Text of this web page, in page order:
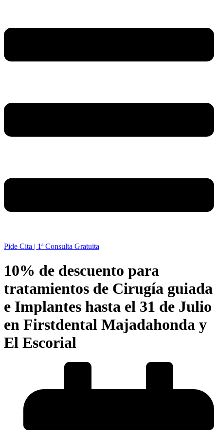
Pide Cita | 1ª Consulta Gratuita
10% de descuento para
tratamientos de Cirugía guiada
e Implantes hasta el 31 de Julio
en Firstdental Majadahonda y
El Escorial